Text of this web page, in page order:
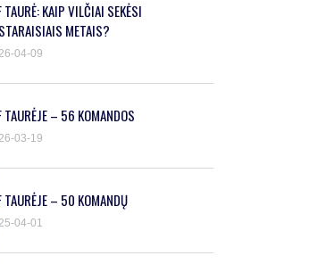
04-09
TAURĖ: KAIP VILČIAI SEKĖSI
METAIS?
03-19
TAURĖJE – 56 KOMANDOS
04-01
TAURĖJE – 50 KOMANDŲ